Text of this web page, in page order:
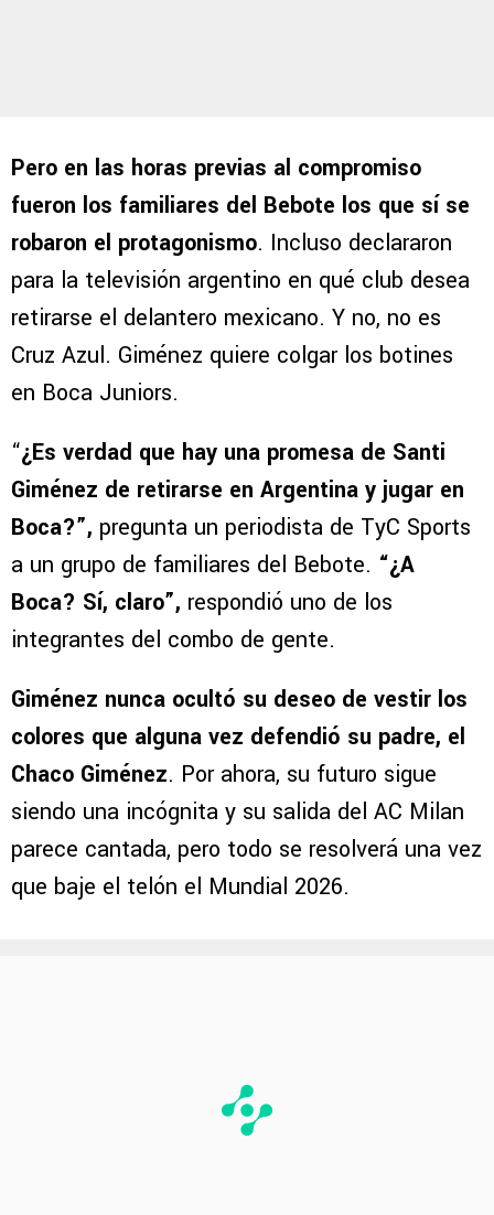
Pero en las horas previas al compromiso
fueron los familiares del Bebote los que sí se
robaron el protagonismo. Incluso declararon
para la televisión argentino en qué club desea
retirarse el delantero mexicano. Y no, no es
Cruz Azul. Giménez quiere colgar los botines
en Boca Juniors.
“¿Es verdad que hay una promesa de Santi
Giménez de retirarse en Argentina y jugar en
Boca?”, pregunta un periodista de TyC Sports
a un grupo de familiares del Bebote. “¿A
Boca? Sí, claro”, respondió uno de los
integrantes del combo de gente.
Giménez nunca ocultó su deseo de vestir los
colores que alguna vez defendió su padre, el
Chaco Giménez. Por ahora, su futuro sigue
siendo una incógnita y su salida del AC Milan
parece cantada, pero todo se resolverá una vez
que baje el telón el Mundial 2026.